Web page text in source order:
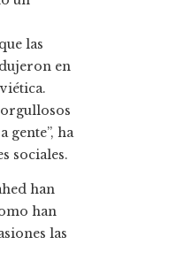
las
en
gente”, ha
sociales.
han
han
las